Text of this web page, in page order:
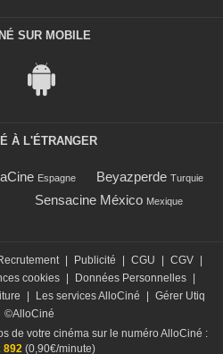
SUR MOBILE
À L'ÉTRANGER
Espagne Beyazperde Turquie
Sensacine México Mexique
| Publicité | CGU | CGV |
cookies | Données Personnelles |
| Les services AlloCiné | Gérer Utiq
©AlloCiné
de votre cinéma sur le numéro AlloCiné :
892 (0,90€/minute)